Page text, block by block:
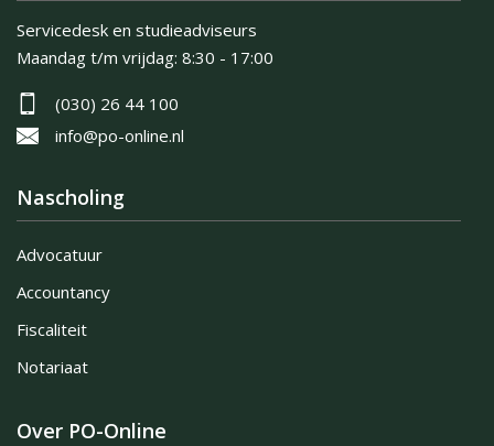
Servicedesk en studieadviseurs
Maandag t/m vrijdag: 8:30 - 17:00
(030) 26 44 100
info@po-online.nl
Nascholing
Advocatuur
Accountancy
Fiscaliteit
Notariaat
Over PO-Online